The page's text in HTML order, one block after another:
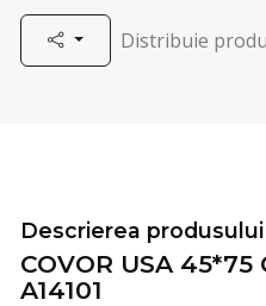
Distribuie
Descrierea produsului
COVOR USA 45*75
A14101